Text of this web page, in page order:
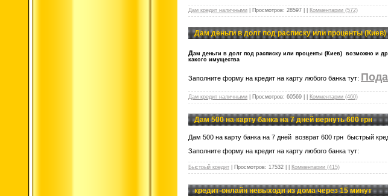
Дам кредит наличными Просмотров: 28597 Комментарии (572)
Дам деньги в долг под расписку или проценты (Киев)
Дам деньги в долг под расписку или проценты (Киев) возможно и
какого имущества
Заполните форму на кредит на карту любого банка тут:
Дам кредит наличными Просмотров: 60569 Комментарии (460)
Дам 500 на карту банка на 7 дней вернуть 600 грн
Дам 500 на карту банка на 7 дней возврат 600 грн быстрый
Заполните форму на кредит на карту любого банка тут:
Быстрый кредит Просмотров: 17532 Комментарии (415)
кредит-онлайн невыходя из дома через 15 минут